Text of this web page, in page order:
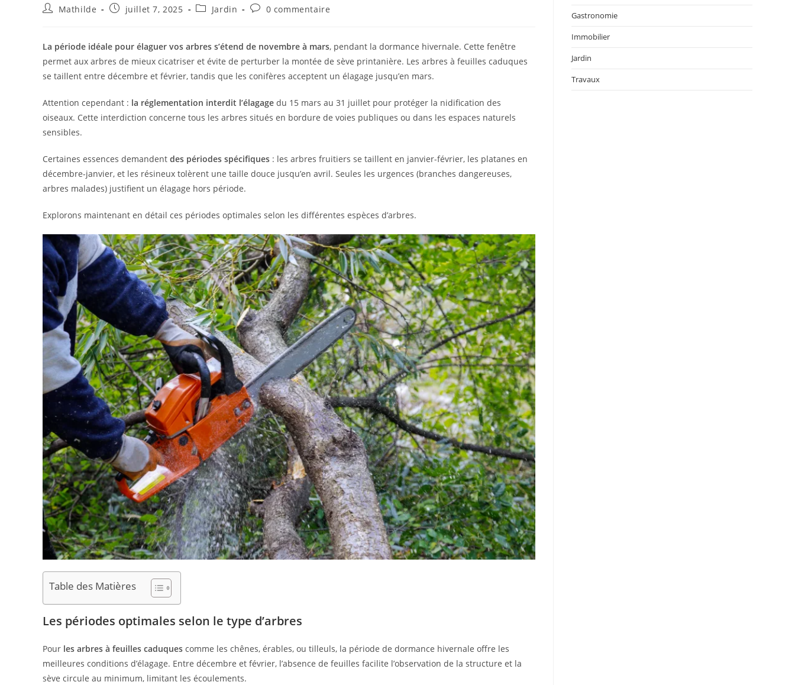
Mathilde juillet 7, 2025 Jardin 0 commentaire
La période idéale pour élaguer vos arbres s’étend de novembre à mars, pendant la dormance hivernale. Cette fenêtre
permet aux arbres de mieux cicatriser et évite de perturber la montée de sève printanière. Les arbres à feuilles caduques
se taillent entre décembre et février, tandis que les conifères acceptent un élagage jusqu’en mars.
Attention cependant : la réglementation interdit l’élagage du 15 mars au 31 juillet pour protéger la nidification des
oiseaux. Cette interdiction concerne tous les arbres situés en bordure de voies publiques ou dans les espaces naturels
sensibles.
Certaines essences demandent des périodes spécifiques : les arbres fruitiers se taillent en janvier-février, les platanes en
décembre-janvier, et les résineux tolèrent une taille douce jusqu’en avril. Seules les urgences (branches dangereuses,
arbres malades) justifient un élagage hors période.
Explorons maintenant en détail ces périodes optimales selon les différentes espèces d’arbres.
Table des Matières
Les périodes optimales selon le type d’arbres
Pour les arbres à feuilles caduques comme les chênes, érables, ou tilleuls, la période de dormance hivernale offre les
meilleures conditions d’élagage. Entre décembre et février, l’absence de feuilles facilite l’observation de la structure et la
sève circule au minimum, limitant les écoulements.
Gastronomie
Immobilier
Jardin
Travaux